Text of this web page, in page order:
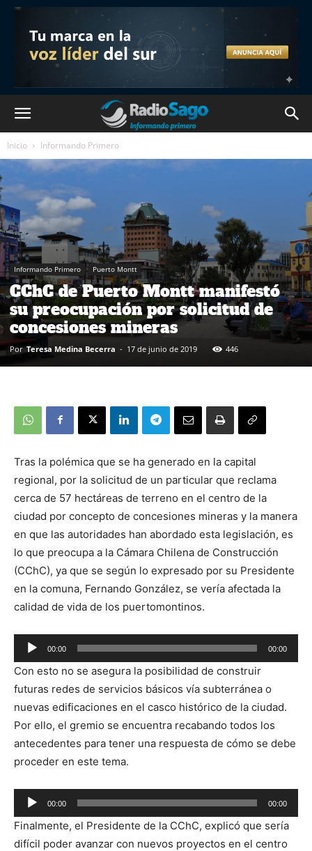
Inicio Informando Primero
Informando Primero Puerto Montt
CChC de Puerto Montt manifestó
su preocupación por solicitud de
concesiones mineras
Por Teresa Medina Becerra - 17 de junio de 2019 446
Tras la polémica que se ha generado en la capital
regional, por la solicitud de un particular que reclama
cerca de 57 hectáreas de terreno en el centro de la
ciudad por concepto de concesiones mineras y la manera
en que las autoridades han abordado esta legislación, es
lo que preocupa a la Cámara Chilena de Construcción
(CChC), ya que se según lo expresado por su Presidente
en la comuna, Fernando González, se vería afectada la
calidad de vida de los puertomontinos.
Reproductor
de
audio
00:00 00:00
Con esto no se asegura la posibilidad de construir
futuras redes de servicios básicos vía subterránea o
nuevas edificaciones en el casco histórico de la ciudad.
Por ello, el gremio se encuentra recabando todos los
antecedentes para tener una respuesta de cómo se debe
proceder en este tema.
Reproductor
de
audio
00:00 00:00
Finalmente, el Presidente de la CChC, explicó que sería
difícil poder avanzar con nuevos proyectos en el centro